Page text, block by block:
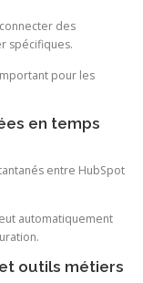
des
spécifiques.
pour les
en temps
entre HubSpot
automatiquement
outils métiers